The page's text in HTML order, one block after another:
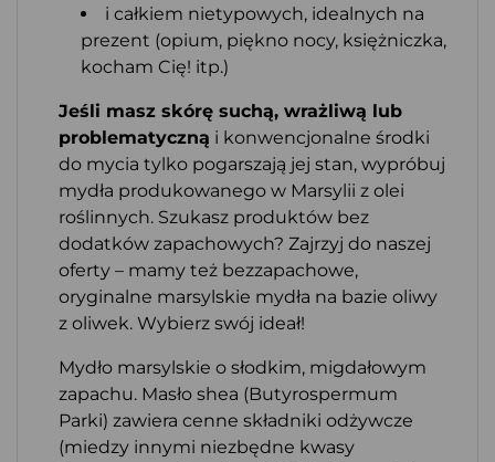
i całkiem nietypowych, idealnych na
prezent (opium, piękno nocy, księżniczka,
kocham Cię! itp.)
Jeśli masz skórę suchą, wrażliwą lub
problematyczną i konwencjonalne środki
do mycia tylko pogarszają jej stan, wypróbuj
mydła produkowanego w Marsylii z olei
roślinnych. Szukasz produktów bez
dodatków zapachowych? Zajrzyj do naszej
oferty – mamy też bezzapachowe,
oryginalne marsylskie mydła na bazie oliwy
z oliwek. Wybierz swój ideał!
Mydło marsylskie o słodkim, migdałowym
zapachu. Masło shea (Butyrospermum
Parki) zawiera cenne składniki odżywcze
(miedzy innymi niezbędne kwasy